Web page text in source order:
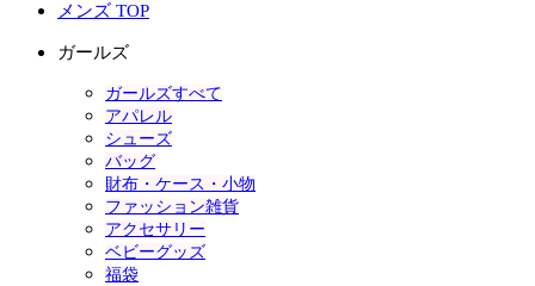
メンズ TOP
ガールズ
ガールズすべて
アパレル
シューズ
バッグ
財布・ケース・小物
ファッション雑貨
アクセサリー
ベビーグッズ
福袋